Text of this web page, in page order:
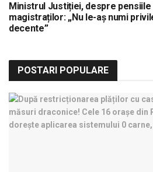
Ministrul Justiției, despre
magistraților: „Nu le-aș numi
decente”
POSTARI POPULARE